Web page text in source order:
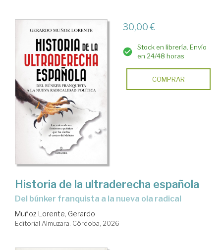
30,00 €
Stock en librería. Envío
en 24/48 horas
COMPRAR
Historia de la ultraderecha española
Del búnker franquista a la nueva ola radical
Muñoz Lorente, Gerardo
Editorial Almuzara. Córdoba, 2026